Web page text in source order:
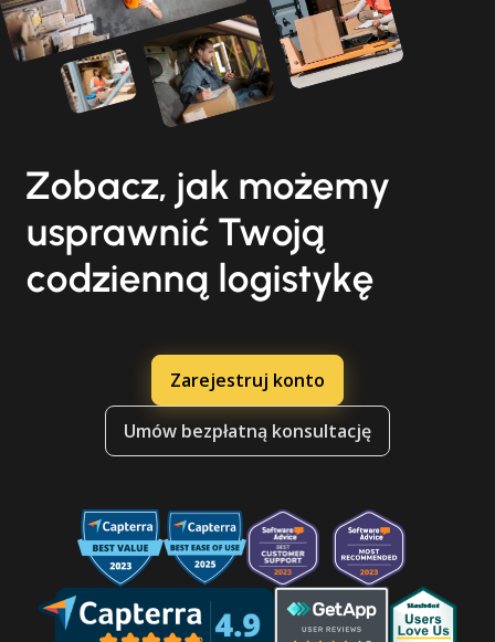
Zobacz, jak możemy
usprawnić Twoją
codzienną logistykę
Zarejestruj konto
Umów bezpłatną konsultację